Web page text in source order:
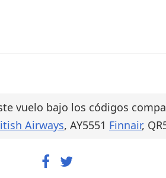
vuelo bajo los códigos
Airways, AY5551 Finnair,